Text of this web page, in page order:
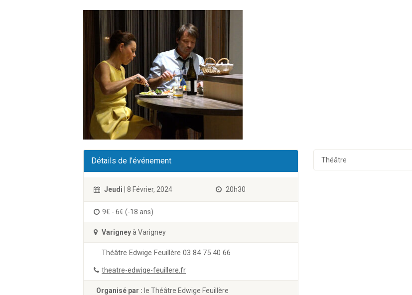
Détails de l'événement
Jeudi | 8 Février, 2024 20h30
9€ - 6€ (-18 ans)
Varigneyà Varigney
Théâtre Edwige Feuillère 03 84 75 40 66
theatre-edwige-feuillere.fr
Organisé par : le Théâtre Edwige Feuillère
Théâtre